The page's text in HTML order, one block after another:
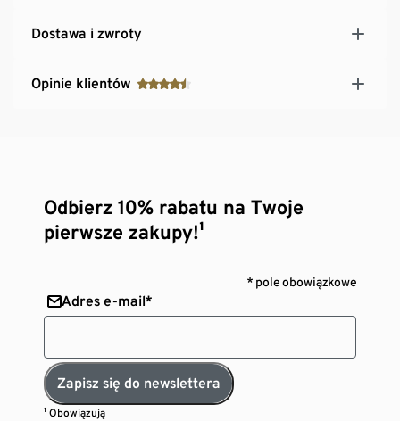
Dostawa i zwroty
Opinie klientów
Odbierz 10% rabatu na Twoje
pierwsze zakupy!¹
* pole obowiązkowe
Adres e-mail*
Zapisz się do newslettera
¹ Obowiązują